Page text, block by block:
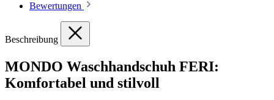
Bewertungen
Beschreibung
MONDO Waschhandschuh FERI:
Komfortabel und stilvoll